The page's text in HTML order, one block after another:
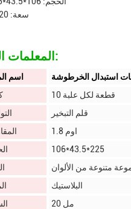
سعة: 20 مل
المعلمات التقنية:
اسم
استبدال الخرطوشة
10 قطعة لكل علبة
قلم التبخير
1.8 اوم
106*43.5*225
متنوعة من الألوان
البلاستيك
20 مل